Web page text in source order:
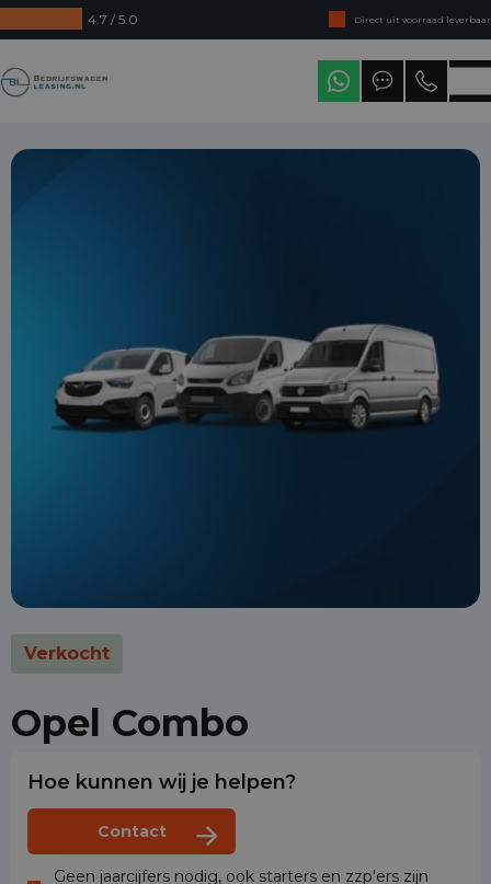
4.7 / 5.0
Direct uit voorraad leverbaar
Levering in heel Nederland
Verkocht
Opel Combo
Hoe kunnen wij je helpen?
Contact
Geen jaarcijfers nodig, ook starters en zzp'ers zijn